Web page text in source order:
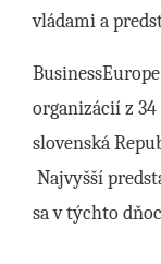
vládami a
organizácií z
slovenská
Najvyšší
sa v týchto